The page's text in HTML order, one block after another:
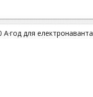
А·год для